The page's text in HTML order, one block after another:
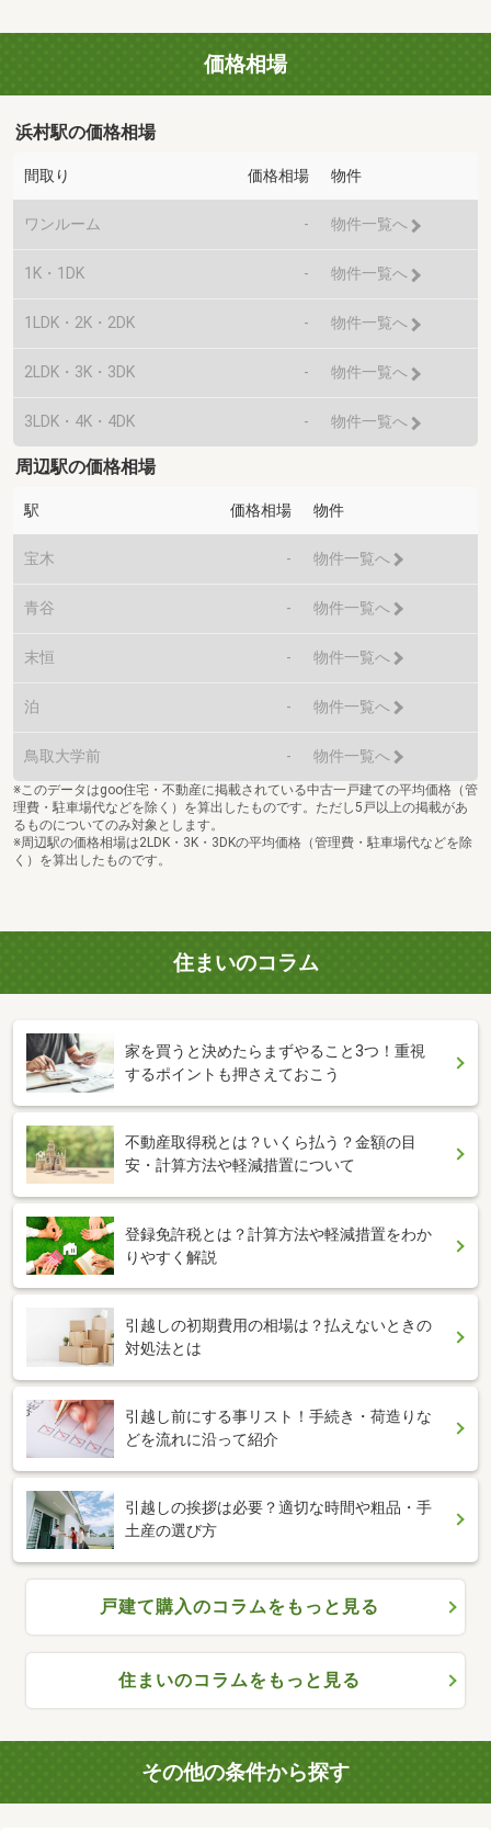
価格相場
浜村駅の価格相場
間取り 価格相場 物件
ワンルーム - 物件一覧へ
1K・1DK - 物件一覧へ
1LDK・2K・2DK - 物件一覧へ
2LDK・3K・3DK - 物件一覧へ
3LDK・4K・4DK - 物件一覧へ
周辺駅の価格相場
駅 価格相場 物件
宝木 - 物件一覧へ
青谷 - 物件一覧へ
末恒 - 物件一覧へ
泊 - 物件一覧へ
鳥取大学前 - 物件一覧へ
※このデータはgoo住宅・不動産に掲載されている中古一戸建ての平均価格（管
理費・駐車場代などを除く）を算出したものです。ただし5戸以上の掲載があ
るものについてのみ対象とします。
※周辺駅の価格相場は2LDK・3K・3DKの平均価格（管理費・駐車場代などを除
く）を算出したものです。
住まいのコラム
家を買うと決めたらまずやること3つ！重視
するポイントも押さえておこう
不動産取得税とは？いくら払う？金額の目
安・計算方法や軽減措置について
登録免許税とは？計算方法や軽減措置をわか
りやすく解説
引越しの初期費用の相場は？払えないときの
対処法とは
引越し前にする事リスト！手続き・荷造りな
どを流れに沿って紹介
引越しの挨拶は必要？適切な時間や粗品・手
土産の選び方
戸建て購入のコラムをもっと見る
住まいのコラムをもっと見る
その他の条件から探す